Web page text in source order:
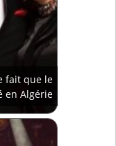
fait que le
en Algérie